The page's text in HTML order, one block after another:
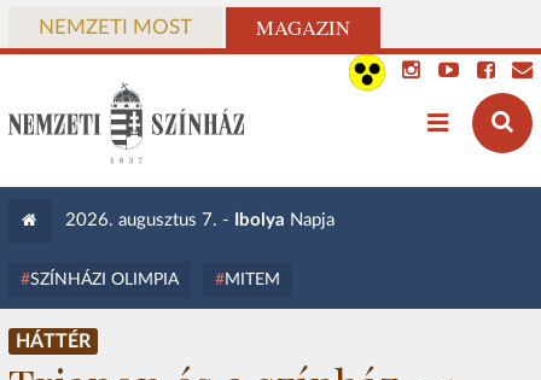
NEMZETI MOST MAGAZIN
2026. augusztus 7. - Ibolya Napja
SZÍNHÁZI OLIMPIA MITEM
HÁTTÉR